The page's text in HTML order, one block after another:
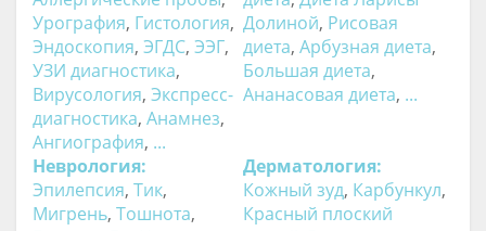
Урография, Гистология,
Эндоскопия, ЭГДС, ЭЭГ,
УЗИ диагностика,
Вирусология, Экспресс-
диагностика, Анамнез,
Ангиография, ...
Долиной, Рисовая
диета, Арбузная диета,
Большая диета,
Ананасовая диета, ...
Неврология:
Эпилепсия, Тик,
Мигрень, Тошнота,
Дерматология:
Кожный зуд, Карбункул,
Красный плоский